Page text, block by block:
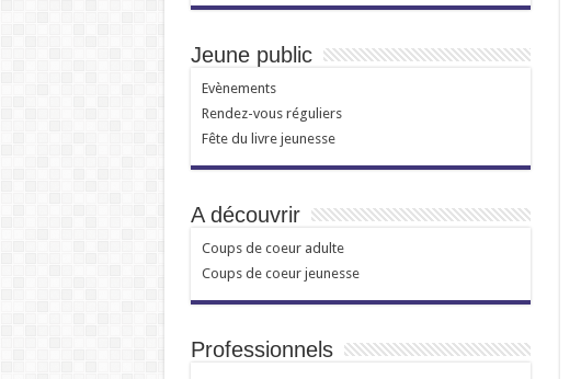
Jeune public
Evènements
Rendez-vous réguliers
Fête du livre jeunesse
A découvrir
Coups de coeur adulte
Coups de coeur jeunesse
Professionnels